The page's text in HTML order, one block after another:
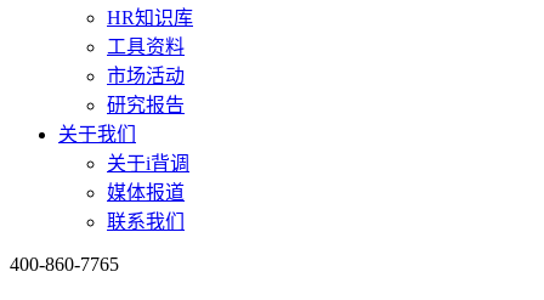
HR知识库
工具资料
市场活动
研究报告
关于我们
关于i背调
媒体报道
联系我们
400-860-7765